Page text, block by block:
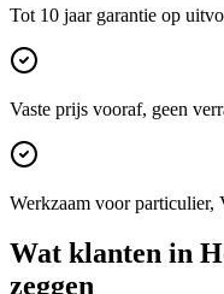
Tot 10 jaar garantie op
Vaste prijs vooraf, geen
Werkzaam voor particulier,
Wat klanten in
zeggen